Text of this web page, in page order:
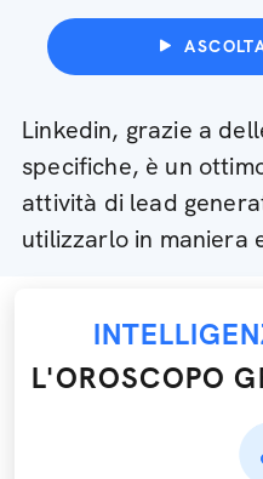
Linkedin, grazie a
specifiche, è un
attività di lead
utilizzarlo in maniera
L'OROSCOPO